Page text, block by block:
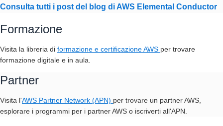
Consulta tutti i post del blog di AWS Elemental Conductor
Formazione
Visita la libreria di formazione e certificazione AWS per trovare
formazione digitale e in aula.
Partner
Visita l'AWS Partner Network (APN) per trovare un partner AWS,
esplorare i programmi per i partner AWS o iscriverti all'APN.